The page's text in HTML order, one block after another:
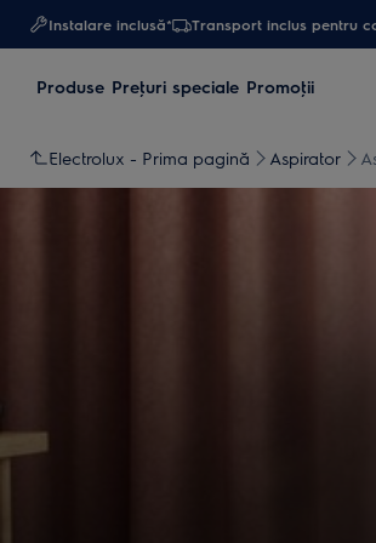
Instalare inclusă* Transport inclus pentru
Produse Preţuri speciale Promoţii
Electrolux - Prima pagină Aspirator